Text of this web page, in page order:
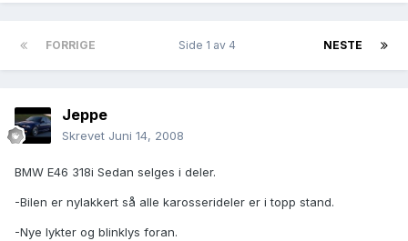
FORRIGE NESTE
Side 1 av 4
Jeppe
Skrevet Juni 14, 2008
BMW E46 318i Sedan selges i deler.
-Bilen er nylakkert så alle karosserideler er i topp stand.
-Nye lykter og blinklys foran.